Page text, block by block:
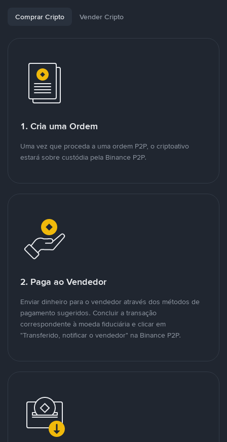
Comprar Cripto Vender Cripto
1. Cria uma Ordem
Uma vez que proceda a uma ordem P2P, o criptoativo
estará sobre custódia pela Binance P2P.
2. Paga ao Vendedor
Enviar dinheiro para o vendedor através dos métodos de
pagamento sugeridos. Concluir a transação
correspondente à moeda fiduciária e clicar em
"Transferido, notificar o vendedor" na Binance P2P.